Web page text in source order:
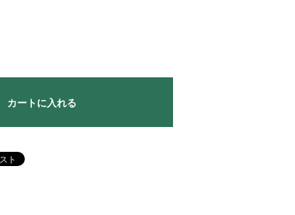
カートに入れる